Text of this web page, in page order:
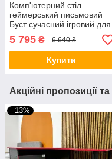
Комп'ютерний стіл
геймерський письмовий
Буст сучасний ігровий для
пк комп'ютера геймера
школяра офісу дому
геймерські столи
5 795 ₴ 6 640 ₴
Купити
Акційні пропозиції
–13%